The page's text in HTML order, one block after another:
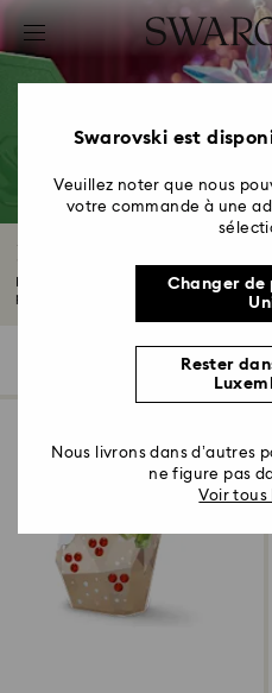
Accesskeys list
0 - Header
2 - Footer
4 - Search results
Figurines et
Découvrez les personnages et
pour...
Swarovski est
Veuillez noter que nous
votre commande à une
Changer de
Rester
Nous livrons dans d’autres
ne figure pas
Voir tous